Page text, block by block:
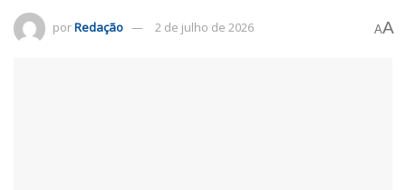
porRedação 2 de julho de 2026 AA